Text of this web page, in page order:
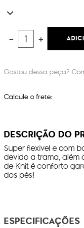
＋
－
Calcule o frete:
DESCRIÇÃO DO
Super flexivel e com
devido a trama, além
de Knit é conforto
dos pés!
ESPECIFICAÇÕES